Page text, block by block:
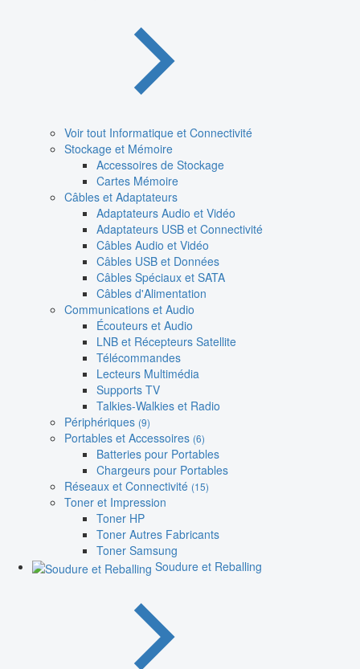
Voir tout Informatique et Connectivité
Stockage et Mémoire
Accessoires de Stockage
Cartes Mémoire
Câbles et Adaptateurs
Adaptateurs Audio et Vidéo
Adaptateurs USB et Connectivité
Câbles Audio et Vidéo
Câbles USB et Données
Câbles Spéciaux et SATA
Câbles d'Alimentation
Communications et Audio
Écouteurs et Audio
LNB et Récepteurs Satellite
Télécommandes
Lecteurs Multimédia
Supports TV
Talkies-Walkies et Radio
Périphériques (9)
Portables et Accessoires (6)
Batteries pour Portables
Chargeurs pour Portables
Réseaux et Connectivité (15)
Toner et Impression
Toner HP
Toner Autres Fabricants
Toner Samsung
Soudure et Reballing